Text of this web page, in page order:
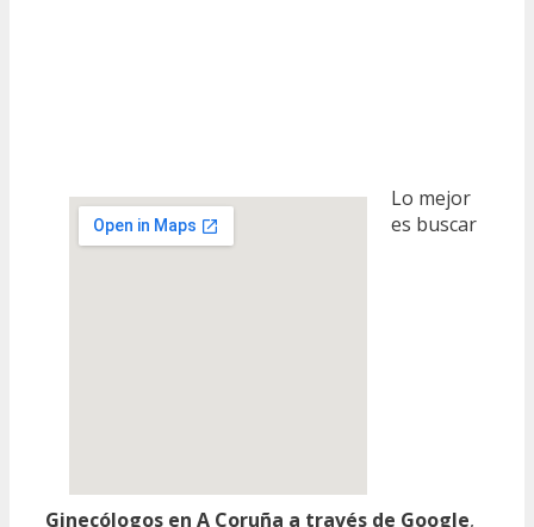
Lo mejor
es buscar
Ginecólogos en A Coruña a través de Google,